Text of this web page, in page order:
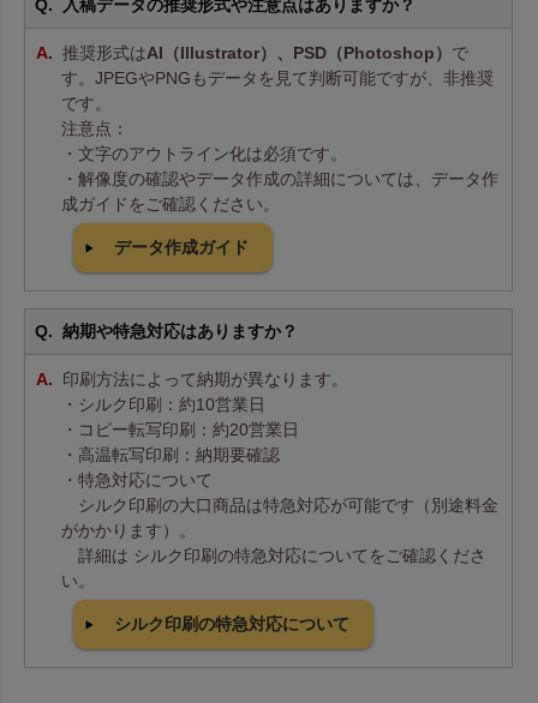
入稿データの推奨形式や注意点はありますか？
推奨形式はAI（Illustrator）、PSD（Photoshop） で
す。JPEGやPNGもデータを見て判断可能ですが、非推奨
です。
注意点：
・文字のアウトライン化は必須です。
・解像度の確認やデータ作成の詳細については、データ作
成ガイドをご確認ください。
データ作成ガイド
納期や特急対応はありますか？
印刷方法によって納期が異なります。
・シルク印刷：約10営業日
・コピー転写印刷：約20営業日
・高温転写印刷：納期要確認
・特急対応について
シルク印刷の大口商品は特急対応が可能です（別途料金
がかかります）。
詳細は シルク印刷の特急対応についてをご確認くださ
い。
シルク印刷の特急対応について